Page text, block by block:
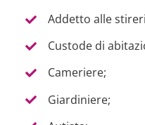
Addetto alle
Custode di
Cameriere;
Giardiniere;